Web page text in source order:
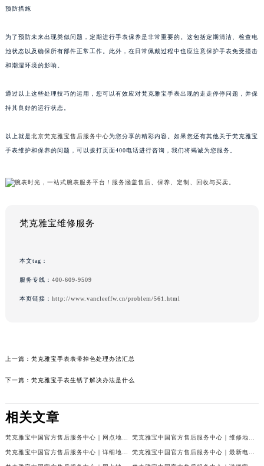
预防措施
为了预防未来出现类似问题，定期进行手表保养是非常重要的。这包括定期清洁、检查电
池状态以及确保所有部件正常工作。此外，在日常佩戴过程中也应注意保护手表免受撞击
和潮湿环境的影响。
通过以上这些处理技巧的运用，您可以有效应对梵克雅宝手表出现的走走停停问题，并保
持其良好的运行状态。
以上就是北京梵克雅宝售后服务中心为您分享的精彩内容。如果您还有其他关于梵克雅宝
手表维护和保养的问题，可以拨打页面400电话进行咨询，我们将竭诚为您服务。
梵克雅宝维修服务
本文tag：
服务专线： 400-609-9509
本页链接： http://www.vancleeffw.cn/problem/561.html
上一篇： 梵克雅宝手表表带掉色处理办法汇总
下一篇： 梵克雅宝手表生锈了解决办法是什么
相关文章